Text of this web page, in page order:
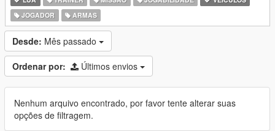
JOGADOR
ARMAS
Desde: Mês passado
Ordenar por: Últimos envios
Nenhum arquivo encontrado, por favor tente alterar suas
opções de filtragem.